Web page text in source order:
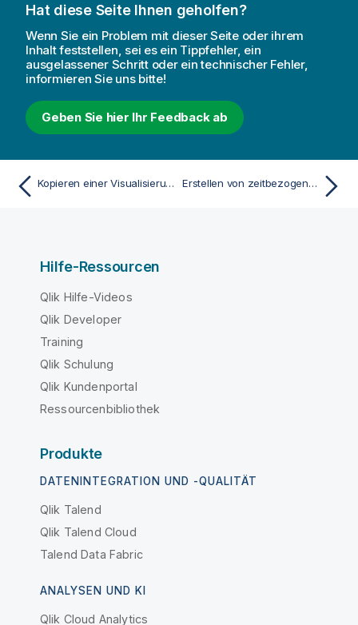
Hat diese Seite Ihnen geholfen?
Wenn Sie ein Problem mit dieser Seite oder ihrem
Inhalt feststellen, sei es ein Tippfehler, ein
ausgelassener Schritt oder ein technischer Fehler,
informieren Sie uns bitte!
Geben Sie hier Ihr Feedback ab
Kopieren einer Visualisierung aus einer vorhandenen Visualisierung Erstellen von zeitbezogenen Diagrammen
Hilfe-Ressourcen
Qlik Hilfe-Videos
Qlik Developer
Training
Qlik Schulung
Qlik Kundenportal
Ressourcenbibliothek
Produkte
DATENINTEGRATION UND -QUALITÄT
Qlik Talend
Qlik Talend Cloud
Talend Data Fabric
ANALYSEN UND KI
Qlik Cloud Analytics